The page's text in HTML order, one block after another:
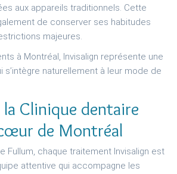
aux appareils traditionnels. Cette
de conserver ses habitudes
majeures.
à Montréal, Invisalign représente une
s’intègre naturellement à leur mode de
Clinique dentaire
de Montréal
Fullum, chaque traitement Invisalign est
attentive qui accompagne les